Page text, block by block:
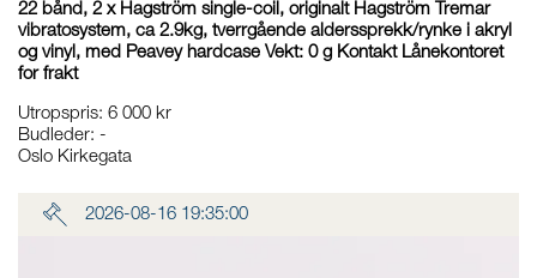
22 bånd, 2 x Hagström single-coil, originalt Hagström Tremar
vibratosystem, ca 2.9kg, tverrgående alderssprekk/rynke i akryl
og vinyl, med Peavey hardcase Vekt: 0 g Kontakt Lånekontoret
for frakt
Utropspris: 6 000 kr
Budleder: -
Oslo Kirkegata
2026-08-16 19:35:00